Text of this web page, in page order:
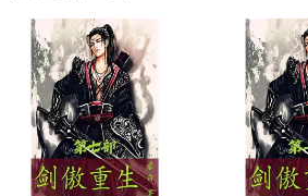
付款方式
ATM轉帳、信用卡、LINE PAY、